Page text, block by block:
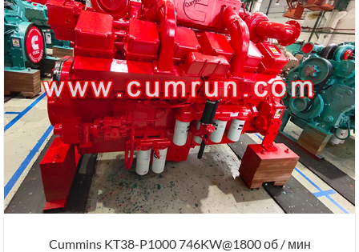
Cummins KT38-P1000 746KW@1800 об / мин